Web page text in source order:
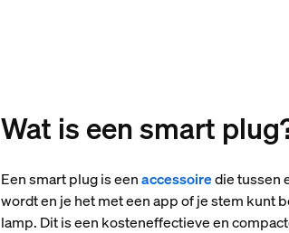
Wat is een smart
Een smart plug is eenaccessoiredie tussen
wordt en je het met een app of je stem kunt
lamp. Dit is een kosteneffectieve en